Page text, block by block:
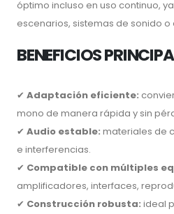
óptimo incluso en uso continuo,
escenarios, sistemas de sonido
BENEFICIOS
✔ Adaptación eficiente:
mono de manera rápida y sin
✔ Audio estable: materiales de
e interferencias.
✔ Compatible con múltiples
amplificadores, interfaces,
✔ Construcción robusta: ideal